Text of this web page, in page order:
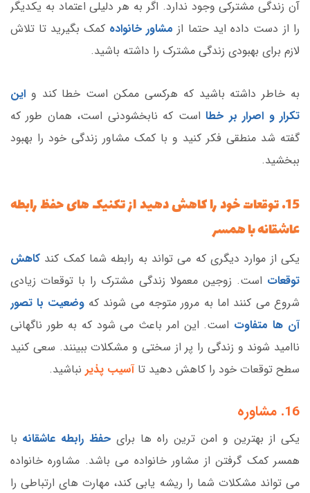
آن زندگی مشترکی وجود ندارد. اگر به هر دلیلی اعتماد به یکدیگر
را از دست داده اید حتما از مشاور خانواده کمک بگیرید تا تلاش
لازم برای بهبودی زندگی مشترک را داشته باشید.
به خاطر داشته باشید که هرکسی ممکن است خطا کند و این
تکرار و اصرار بر خطا است که نابخشودنی است، همان طور که
گفته شد منطقی فکر کنید و با کمک مشاور زندگی خود را بهبود
ببخشید.
15. توقعات خود را کاهش دهید از تکنیک های حفظ رابطه
عاشقانه با همسر
یکی از موارد دیگری که می تواند به رابطه شما کمک کند کاهش
توقعات است. زوجین معمولا زندگی مشترک را با توقعات زیادی
شروع می کنند اما به مرور متوجه می شوند که وضعیت با تصور
آن ها متفاوت است. این امر باعث می شود که به طور ناگهانی
ناامید شوند و زندگی را پر از سختی و مشکلات ببینند. سعی کنید
سطح توقعات خود را کاهش دهید تاآسیب پذیر نباشید.
16. مشاوره
یکی از بهترین و امن ترین راه ها برای حفظ رابطه عاشقانه با
همسر کمک گرفتن از مشاور خانواده می باشد. مشاوره خانواده
می تواند مشکلات شما را ریشه یابی کند، مهارت های ارتباطی را